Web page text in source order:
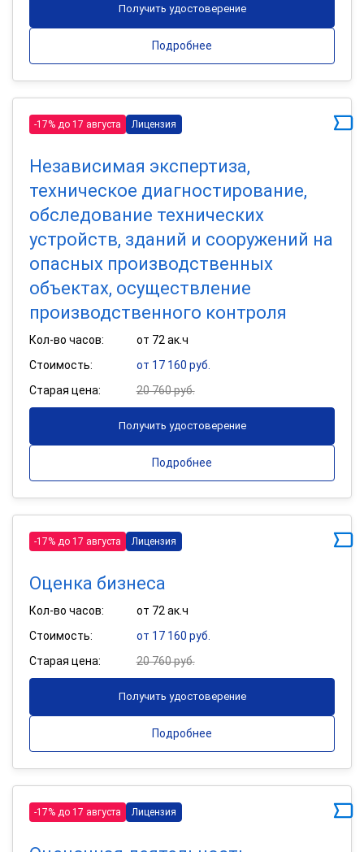
Получить удостоверение
Подробнее
-17% до 17 августа Лицензия
Независимая экспертиза,
техническое диагностирование,
обследование технических
устройств, зданий и сооружений на
опасных производственных
объектах, осуществление
производственного контроля
Кол-во часов:
от 72 ак.ч
Стоимость:
от 17 160 руб.
Старая цена:
20 760 руб.
Получить удостоверение
Подробнее
-17% до 17 августа Лицензия
Оценка бизнеса
Кол-во часов:
от 72 ак.ч
Стоимость:
от 17 160 руб.
Старая цена:
20 760 руб.
Получить удостоверение
Подробнее
-17% до 17 августа Лицензия